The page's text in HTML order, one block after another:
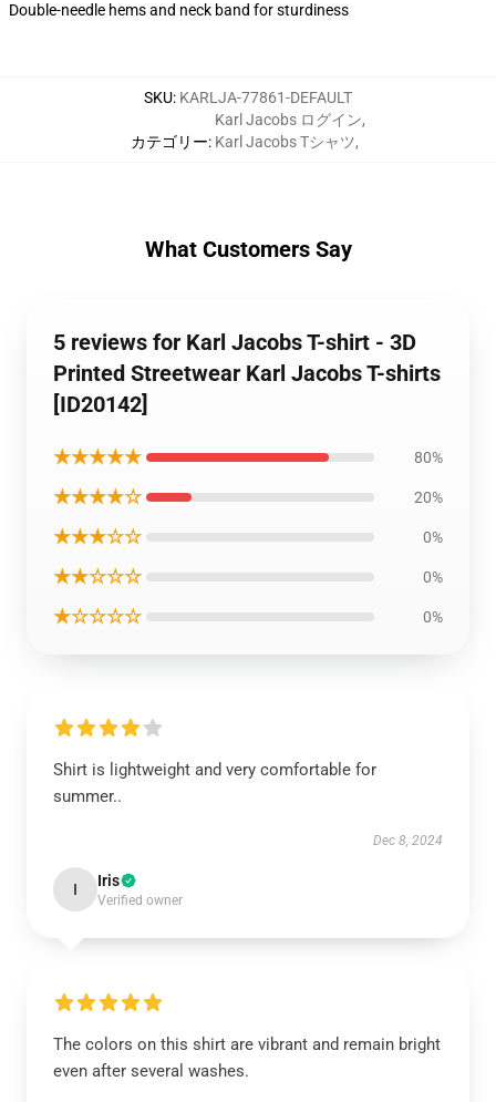
Double-needle hems and neck band for sturdiness
SKU: KARLJA-77861-DEFAULT
カテゴリー:
Karl Jacobs ログイン,
Karl Jacobs Tシャツ,
What Customers Say
5 reviews for Karl Jacobs T-shirt - 3D
Printed Streetwear Karl Jacobs T-shirts
[ID20142]
★★★★★ 80%
★★★★☆ 20%
★★★☆☆ 0%
★★☆☆☆ 0%
★☆☆☆☆ 0%
Shirt is lightweight and very comfortable for
summer..
Dec 8, 2024
I Iris
Verified owner
The colors on this shirt are vibrant and remain bright
even after several washes.